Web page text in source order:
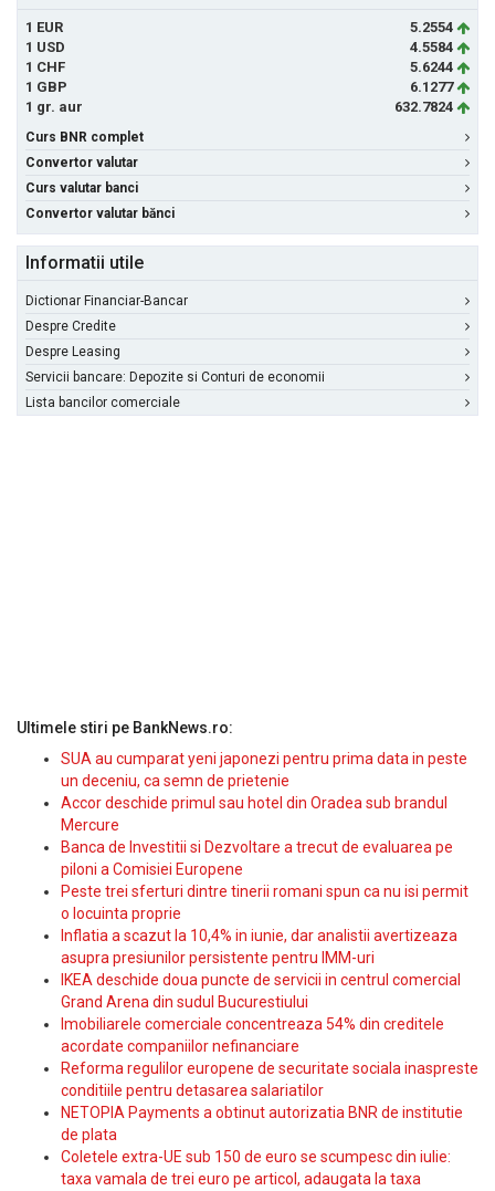
1 EUR
5.2554
1 USD
4.5584
1 CHF
5.6244
1 GBP
6.1277
1 gr. aur
632.7824
Curs BNR complet
Convertor valutar
Curs valutar banci
Convertor valutar bănci
Informatii utile
Dictionar Financiar-Bancar
Despre Credite
Despre Leasing
Servicii bancare: Depozite si Conturi de economii
Lista bancilor comerciale
Ultimele stiri pe BankNews.ro:
SUA au cumparat yeni japonezi pentru prima data in peste
un deceniu, ca semn de prietenie
Accor deschide primul sau hotel din Oradea sub brandul
Mercure
Banca de Investitii si Dezvoltare a trecut de evaluarea pe
piloni a Comisiei Europene
Peste trei sferturi dintre tinerii romani spun ca nu isi permit
o locuinta proprie
Inflatia a scazut la 10,4% in iunie, dar analistii avertizeaza
asupra presiunilor persistente pentru IMM-uri
IKEA deschide doua puncte de servicii in centrul comercial
Grand Arena din sudul Bucurestiului
Imobiliarele comerciale concentreaza 54% din creditele
acordate companiilor nefinanciare
Reforma regulilor europene de securitate sociala inaspreste
conditiile pentru detasarea salariatilor
NETOPIA Payments a obtinut autorizatia BNR de institutie
de plata
Coletele extra-UE sub 150 de euro se scumpesc din iulie:
taxa vamala de trei euro pe articol, adaugata la taxa